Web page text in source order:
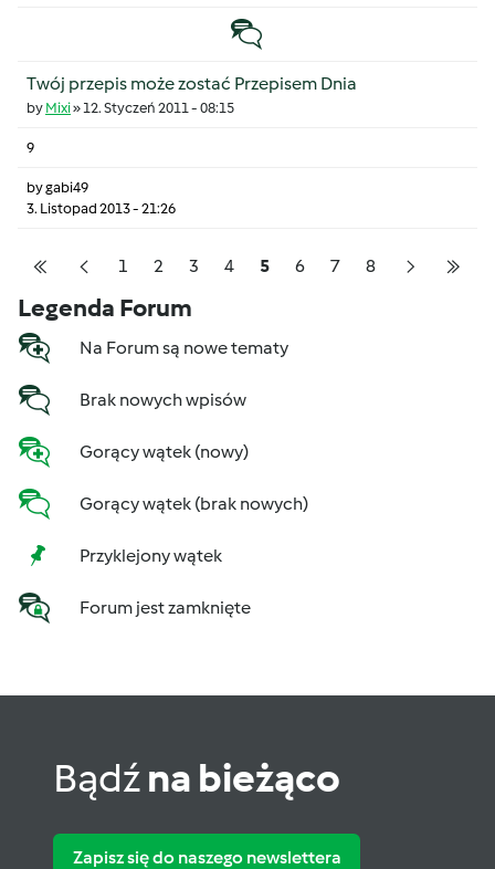
Temat zwyczajny
Twój przepis może zostać Przepisem Dnia
by Mixi»12. Styczeń 2011 - 08:15
9
bygabi49
3. Listopad 2013 - 21:26
Pagination
Pierwsza strona
Poprzednia strona
Strona
1 Strona
2 Strona
3 Strona
4 Strona
5 Strona
6 Strona
7 Strona
8 Następna
Legenda Forum
Na Forum są nowe tematy
Brak nowych wpisów
Gorący wątek (nowy)
Gorący wątek (brak nowych)
Przyklejony wątek
Forum jest zamknięte
Bądźna bieżąco
Zapisz się do naszego newslettera